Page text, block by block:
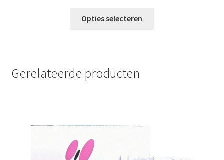
tot
Opties selecteren
Gerelateerde producten